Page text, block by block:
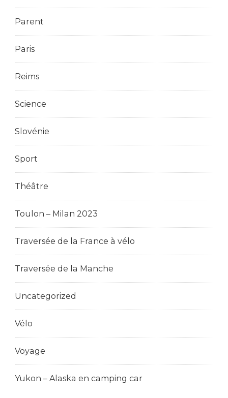
Parent
Paris
Reims
Science
Slovénie
Sport
Théâtre
Toulon – Milan 2023
Traversée de la France à vélo
Traversée de la Manche
Uncategorized
Vélo
Voyage
Yukon – Alaska en camping car